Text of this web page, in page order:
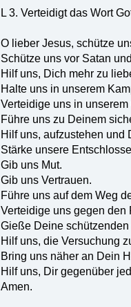
L 3. Verteidigt das Wort
O lieber Jesus, schütze
Schütze uns vor Satan
Hilf uns, Dich mehr zu
Halte uns in unserem
Verteidige uns in unserem
Führe uns zu Deinem
Hilf uns, aufzustehen
Stärke unsere
Gib uns Mut.
Gib uns Vertrauen.
Führe uns auf dem Weg
Verteidige uns gegen den
Gieße Deine
Hilf uns, die Versuchung
Bring uns näher an Dein
Hilf uns, Dir gegenüber
Amen.